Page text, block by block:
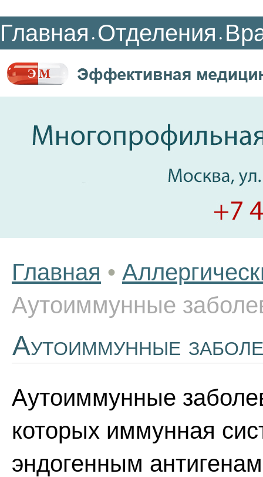
Главная • Отделения •
Главная •
Аутоиммунные
Аутоиммунные
Аутоиммунные
которых иммунная
эндогенным